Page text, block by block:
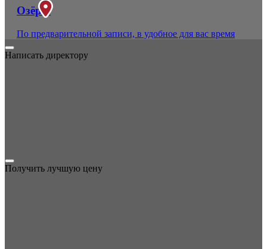
Озёры
По предварительной записи, в удобное для вас время
Написать директору
Получить лучшую цену